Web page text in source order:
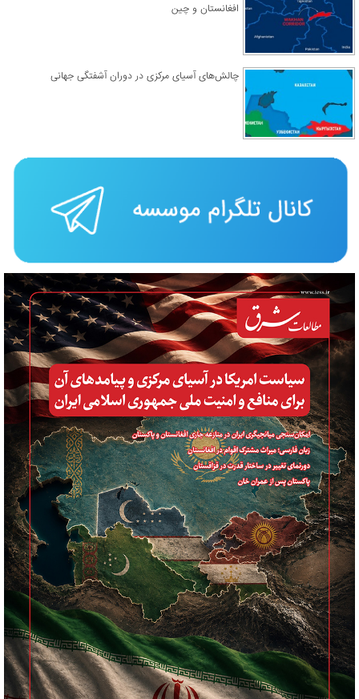
افغانستان و چین
چالش‌های آسیای مرکزی در دوران آشفتگی جهانی